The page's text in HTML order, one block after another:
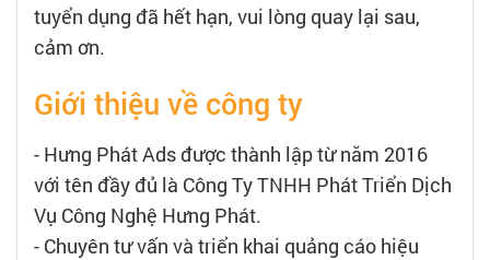
tuyển dụng đã hết hạn, vui lòng quay lại sau,
cảm ơn.
Giới thiệu về công ty
- Hưng Phát Ads được thành lập từ năm 2016
với tên đầy đủ là Công Ty TNHH Phát Triển Dịch
Vụ Công Nghệ Hưng Phát.
- Chuyên tư vấn và triển khai quảng cáo hiệu